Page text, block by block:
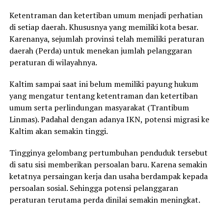
Ketentraman dan ketertiban umum menjadi perhatian
di setiap daerah. Khususnya yang memiliki kota besar.
Karenanya, sejumlah provinsi telah memiliki peraturan
daerah (Perda) untuk menekan jumlah pelanggaran
peraturan di wilayahnya.
Kaltim sampai saat ini belum memiliki payung hukum
yang mengatur tentang ketentraman dan ketertiban
umum serta perlindungan masyarakat (Trantibum
Linmas). Padahal dengan adanya IKN, potensi migrasi ke
Kaltim akan semakin tinggi.
Tingginya gelombang pertumbuhan penduduk tersebut
di satu sisi memberikan persoalan baru. Karena semakin
ketatnya persaingan kerja dan usaha berdampak kepada
persoalan sosial. Sehingga potensi pelanggaran
peraturan terutama perda dinilai semakin meningkat.